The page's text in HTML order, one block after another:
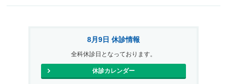
8月9日 休診情報
全科休診日となっております。
休診カレンダー